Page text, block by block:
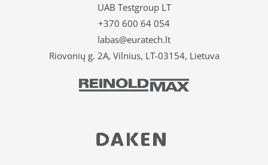
UAB Testgroup LT
+370 600 64 054
labas@euratech.lt
Riovonių g. 2A, Vilnius, LT-03154, Lietuva